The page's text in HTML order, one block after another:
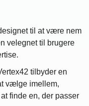
til at være nem
velegnet til brugere
tilbyder en
vælge imellem,
finde en, der passer